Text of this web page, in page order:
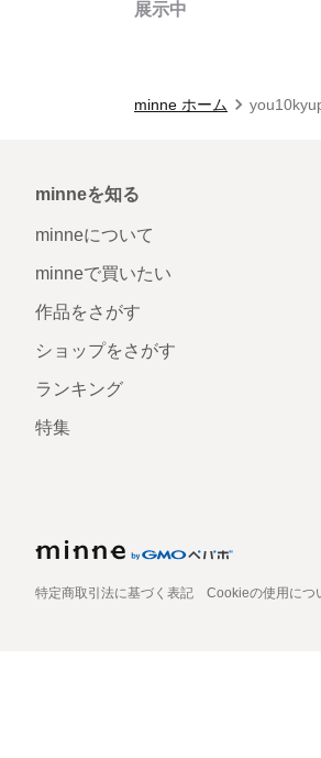
展示中
minne ホーム
minneを知る
minneについて
minneで買いたい
作品をさがす
ショップをさがす
ランキング
特集
特定商取引法に基づく表記 Cookieの使用につ